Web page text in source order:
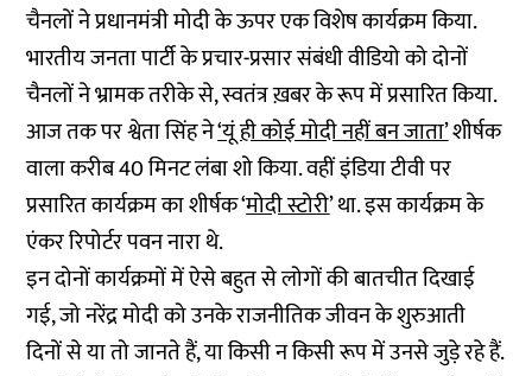
चैनलों ने प्रधानमंत्री मोदी के ऊपर एक विशेष कार्यक्रम किया.
भारतीय जनता पार्टी के प्रचार-प्रसार संबंधी वीडियो को दोनों
चैनलों ने भ्रामक तरीके से, स्वतंत्र ख़बर के रूप में प्रसारित किया.
आज तक पर श्वेता सिंह ने‘यूं ही कोई मोदी नहीं बन जाता’शीर्षक
वाला करीब 40 मिनट लंबा शो किया. वहीं इंडिया टीवी पर
प्रसारित कार्यक्रम का शीर्षक ‘मोदी स्टोरी’ था. इस कार्यक्रम के
एंकर रिपोर्टर पवन नारा थे.
इन दोनों कार्यक्रमों में ऐसे बहुत से लोगों की बातचीत दिखाई
गई, जो नरेंद्र मोदी को उनके राजनीतिक जीवन के शुरुआती
दिनों से या तो जानते हैं, या किसी न किसी रूप में उनसे जुड़े रहे हैं.